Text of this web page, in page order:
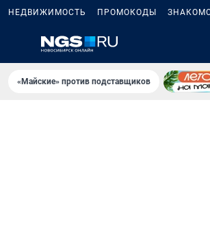
НЕДВИЖИМОСТЬ ПРОМОКОДЫ
«Майские» против подставщиков